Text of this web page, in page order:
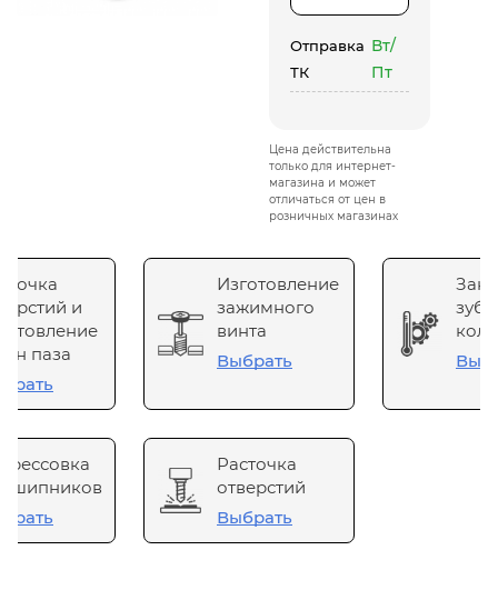
Отправка
ТК
Вт/
Пт
Цена действительна
только для интернет-
магазина и может
отличаться от цен в
розничных магазинах
и
паза
Изготовление
зажимного
винта
Выбрать
Расточка
отверстий
Выбрать